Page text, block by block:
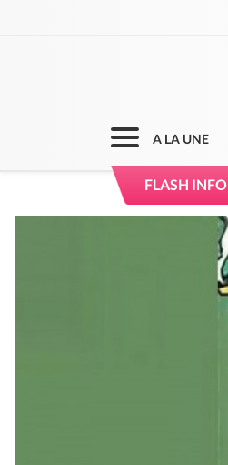
A LA UNE
FLASH INFO